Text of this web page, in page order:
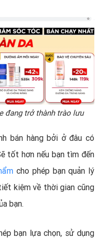
đang trở thành trào lưu
bán hàng bởi ở đâu có
tốt hơn nếu bạn tìm đến
cho phép bạn quản lý
kiệm về thời gian cũng
bạn.
bạn lựa chọn, sử dụng